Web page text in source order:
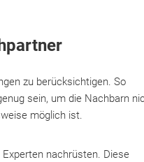
zu berücksichtigen. So
sein, um die Nachbarn
möglich ist.
nachrüsten. Diese